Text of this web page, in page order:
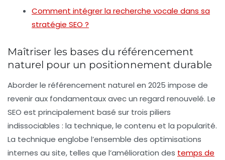
Comment intégrer la recherche vocale dans sa
stratégie SEO ?
Maîtriser les bases du référencement
naturel pour un positionnement durable
Aborder le référencement naturel en 2025 impose de
revenir aux fondamentaux avec un regard renouvelé. Le
SEO est principalement basé sur trois piliers
indissociables : la technique, le contenu et la popularité.
La technique englobe l’ensemble des optimisations
internes au site, telles que l’amélioration des temps de